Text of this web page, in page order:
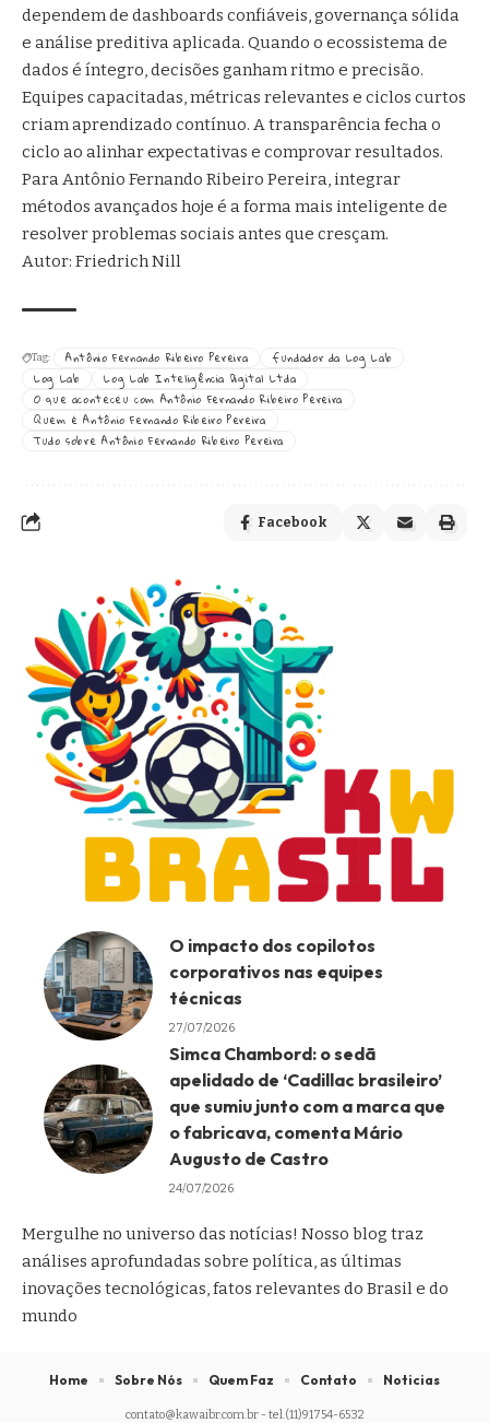
dependem de dashboards confiáveis, governança sólida
e análise preditiva aplicada. Quando o ecossistema de
dados é íntegro, decisões ganham ritmo e precisão.
Equipes capacitadas, métricas relevantes e ciclos curtos
criam aprendizado contínuo. A transparência fecha o
ciclo ao alinhar expectativas e comprovar resultados.
Para Antônio Fernando Ribeiro Pereira, integrar
métodos avançados hoje é a forma mais inteligente de
resolver problemas sociais antes que cresçam.
Autor: Friedrich Nill
Tag: Antônio Fernando Ribeiro Pereira
fundador da Log Lab
Log Lab
Log Lab Inteligência Digital Ltda
O que aconteceu com Antônio Fernando Ribeiro Pereira
Quem é Antônio Fernando Ribeiro Pereira
Tudo sobre Antônio Fernando Ribeiro Pereira
Facebook
O impacto dos copilotos
corporativos nas equipes
técnicas
27/07/2026
Simca Chambord: o sedã
apelidado de ‘Cadillac brasileiro’
que sumiu junto com a marca que
o fabricava, comenta Mário
Augusto de Castro
24/07/2026
Mergulhe no universo das notícias! Nosso blog traz
análises aprofundadas sobre política, as últimas
inovações tecnológicas, fatos relevantes do Brasil e do
mundo
contato@kawaibr.com.br- tel.(11)91754-6532
Home Sobre Nós Quem Faz Contato Noticias